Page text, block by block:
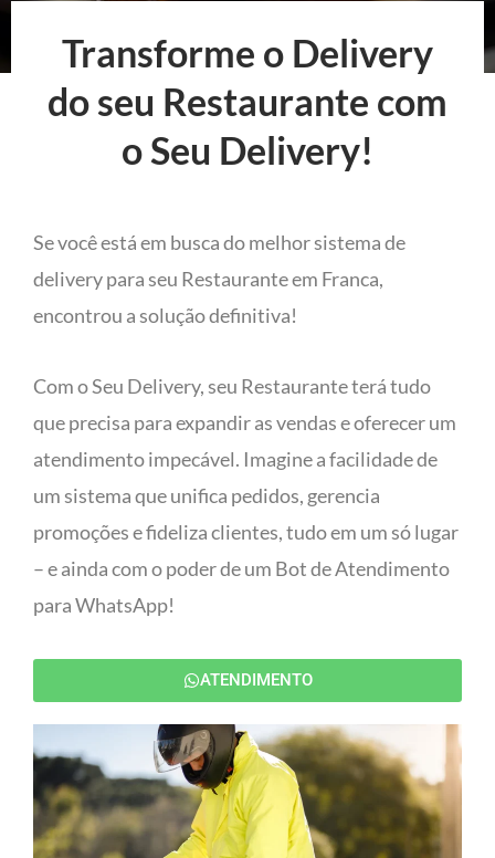
Transforme o Delivery
do seu Restaurante com
o Seu Delivery!
Se você está em busca do melhor sistema de
delivery para seu Restaurante em Franca,
encontrou a solução definitiva!
Com o Seu Delivery, seu Restaurante terá tudo
que precisa para expandir as vendas e oferecer um
atendimento impecável. Imagine a facilidade de
um sistema que unifica pedidos, gerencia
promoções e fideliza clientes, tudo em um só lugar
– e ainda com o poder de um Bot de Atendimento
para WhatsApp!
ATENDIMENTO